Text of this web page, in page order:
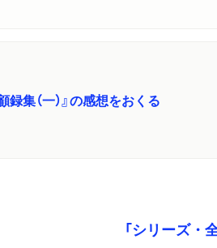
集（一）』の感想をおくる
「シリーズ・